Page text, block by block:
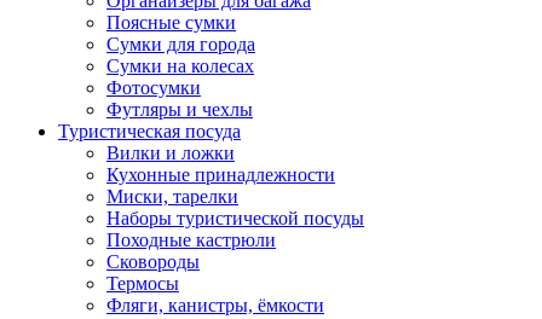
Поясные сумки
Сумки для города
Сумки на колесах
Фотосумки
Футляры и чехлы
Туристическая посуда
Вилки и ложки
Кухонные принадлежности
Миски, тарелки
Наборы туристической посуды
Походные кастрюли
Сковороды
Термосы
Фляги, канистры, ёмкости